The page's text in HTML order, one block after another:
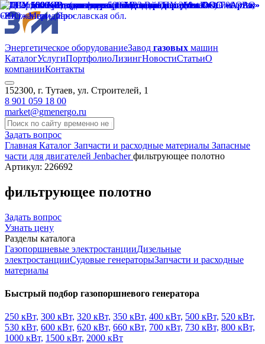
Энергетическое оборудованиеЗавод газовых машин
КаталогУслугиПортфолиоЛизингНовостиСтатьиО
компанииКонтакты
152300, г. Тутаев, ул. Строителей, 1
8 901 059 18 00
market@gmenergo.ru
Задать вопрос
Главная Каталог Запчасти и расходные материалы Запасные
части для двигателей Jenbacherфильтрующее полотно
Артикул: 226692
фильтрующее полотно
Задать вопрос
Узнать цену
Разделы каталога
Газопоршневые электростанцииДизельные
электростанцииСудовые генераторыЗапчасти и расходные
материалы
Быстрый подбор газопоршневого генератора
250 кВт, 300 кВт, 320 кВт, 350 кВт, 400 кВт, 500 кВт, 520 кВт,
530 кВт, 600 кВт, 620 кВт, 660 кВт, 700 кВт, 730 кВт, 800 кВт,
1000 кВт, 1500 кВт, 2000 кВт